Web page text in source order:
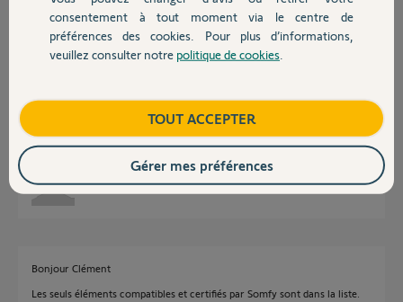
Devis avec un pro
Contact
Charly il y a 9 mois
Bonjour, sur ce fichier il n’est mentionné que le Equateur 3
J’ai vu dans d’autre forum que le 4 fonctionne egalement avec la tahoma.
?
CLEMENT J. il y a 9 mois
Bonjour Clément
Les seuls éléments compatibles et certifiés par Somfy sont dans la liste.
consentement à tout moment via le centre de
préférences des cookies. Pour plus d’informations,
veuillez consulter notre politique de cookies
TOUT ACCEPTER
Gérer mes préférences